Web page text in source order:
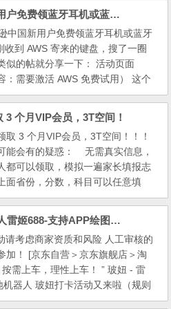
打开链接，上方领6元无门槛优惠
择商品下单，大部分券后1分钱！
福利：AWS亚马逊中国新用户免费领蓝牙耳机或蓝牙键盘，截止到9月30日
中国新用户免费领蓝牙耳机或蓝牙
到 AWS 寄来的键盘，搜了一圈
似的帖就分享一下： 活动页面
：需要激活 AWS 免费试用） 这个
国区的活动，但是海外账号也可以
账号时账单地址要填国内） 小
以看到有这个活动 *活动说明：
2024 年 8 月 20 日 0 时至 2024
日 24 时...
个月VIP会员，3T空间！
取 3 个月VIP会员，3T空间！！！
能会有的疑惑： 无需真实信息，
都可以领取，模拟一遍家长填报志
面省份，分数，科目可以任意填
位，直接上图操作： 操作流程
APP，登录账号—随便填写模拟志
退出即可自动领取到登录账号网盘
打卡0元购 | 玻妞扫地机器人雷姬688-支持APP绘图款打卡回归
请考虑商家资质和风险 人工审核的
加！ [京东自营＞京东旗舰店＞淘
需上车，理性上车！ ” 玻妞 - 雷
机器人 玻妞打卡活动又来啦（规则
次是688型号支持APP款，名额有